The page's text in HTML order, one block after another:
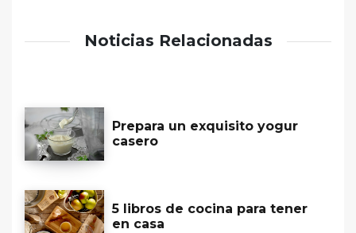
Noticias Relacionadas
Prepara un exquisito yogur
casero
5 libros de cocina para tener
en casa